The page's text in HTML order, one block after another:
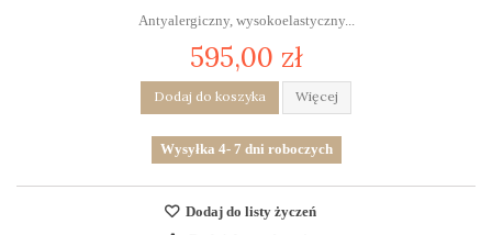
Antyalergiczny, wysokoelastyczny...
595,00 zł
Dodaj do koszyka Więcej
Wysyłka 4- 7 dni roboczych
Dodaj do listy życzeń